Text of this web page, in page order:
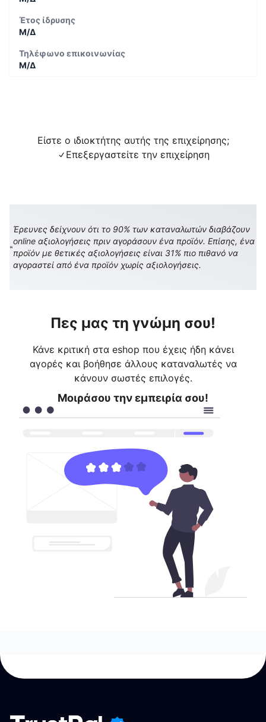
Έτος ίδρυσης
Μ/Δ
Τηλέφωνο επικοινωνίας
Μ/Δ
Είστε ο ιδιοκτήτης αυτής της επιχείρησης;
Επεξεργαστείτε την επιχείρηση
Έρευνες δείχνουν ότι το 90% των καταναλωτών διαβάζουν
online αξιολογήσεις πριν αγοράσουν ένα προϊόν. Επίσης, ένα
προϊόν με θετικές αξιολογήσεις είναι 31% πιο πιθανό να
αγοραστεί από ένα προϊόν χωρίς αξιολογήσεις.
Πες μας τη γνώμη σου!
Κάνε κριτική στα eshop που έχεις ήδη κάνει
αγορές και βοήθησε άλλους καταναλωτές να
κάνουν σωστές επιλογές.
Μοιράσου την εμπειρία σου!